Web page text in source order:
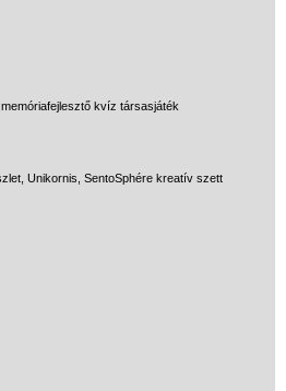
kvíz társasjáték
Unikornis, SentoSphére kreatív szett